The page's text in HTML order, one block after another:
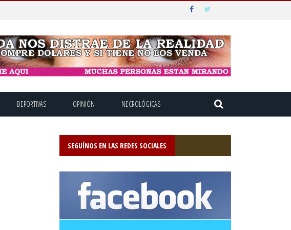
DEPORTIVAS OPINIÓN NECROLÓGICAS
SEGUÍNOS EN LAS REDES SOCIALES